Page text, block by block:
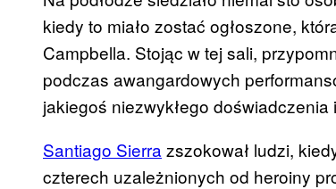
kiedy to miało zostać ogłoszone,
Campbella. Stojąc w tej sali,
podczas awangardowych
jakiegoś niezwykłego
Santiago Sierra zszokował ludzi,
czterech uzależnionych od heroiny